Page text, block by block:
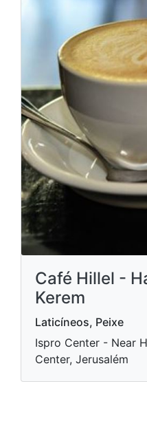
Café Hillel -
Kerem
Laticíneos, Peixe
Ispro Center - Near
Center, Jerusalém